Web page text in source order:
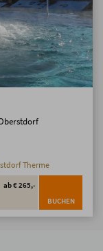
Therme
ab € 265,-
BUCHEN